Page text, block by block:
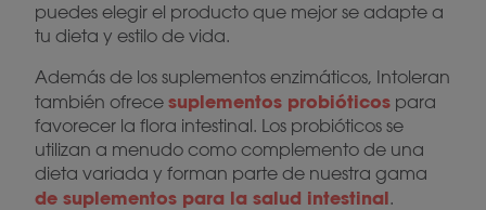
puedes elegir el producto que mejor se adapte a
tu dieta y estilo de vida.
Además de los suplementos enzimáticos, Intoleran
también ofrece suplementos probióticos para
favorecer la flora intestinal. Los probióticos se
utilizan a menudo como complemento de una
dieta variada y forman parte de nuestra gama
de suplementos para la salud intestinal.